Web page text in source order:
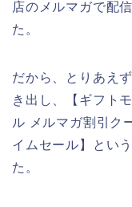
店のメルマガで配
た。
だから、とりあえ
き出し、【ギフト
ル メルマガ割引ク
イムセール】とい
た。